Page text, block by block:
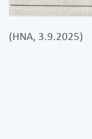
(HNA, 3.9.2025)